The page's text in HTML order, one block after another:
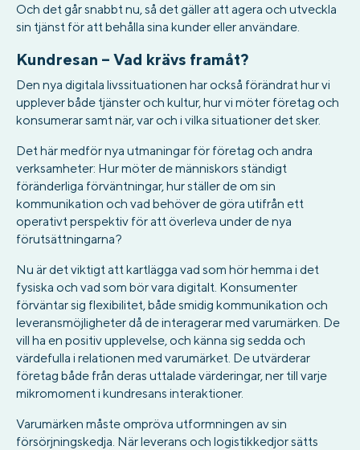
Och det går snabbt nu, så det gäller att agera och utveckla
sin tjänst för att behålla sina kunder eller användare.
Kundresan – Vad krävs framåt?
Den nya digitala livssituationen har också förändrat hur vi
upplever både tjänster och kultur, hur vi möter företag och
konsumerar samt när, var och i vilka situationer det sker.
Det här medför nya utmaningar för företag och andra
verksamheter: Hur möter de människors ständigt
föränderliga förväntningar, hur ställer de om sin
kommunikation och vad behöver de göra utifrån ett
operativt perspektiv för att överleva under de nya
förutsättningarna?
Nu är det viktigt att kartlägga vad som hör hemma i det
fysiska och vad som bör vara digitalt. Konsumenter
förväntar sig flexibilitet, både smidig kommunikation och
leveransmöjligheter då de interagerar med varumärken. De
vill ha en positiv upplevelse, och känna sig sedda och
värdefulla i relationen med varumärket. De utvärderar
företag både från deras uttalade värderingar, ner till varje
mikromoment i kundresans interaktioner.
Varumärken måste ompröva utformningen av sin
försörjningskedja. När leverans och logistikkedjor sätts